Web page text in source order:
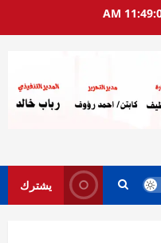
11:49:08
يشترك